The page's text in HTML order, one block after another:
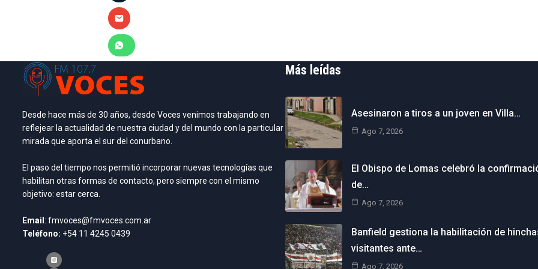
Desde hace más de 30 años, desde Voces venimos trabajando en
reflejear la actualidad de nuestra ciudad y del mundo con la particular
mirada que aporta el sur del conurbano.
El paso del tiempo nos permitió incorporar nuevas tecnologías que
habilitan otras formas de contacto, pero siempre con el mismo
objetivo: estar cerca.
Email: fmvoces@fmvoces.com.ar
Teléfono: +54 11 4245 0439
Más leídas
Asesinaron a tiros a un joven en Villa…
Ago 7, 2026
El Obispo de Lomas celebró la
de…
Ago 7, 2026
Banfield gestiona la habilitación de
visitantes ante…
Ago 7, 2026